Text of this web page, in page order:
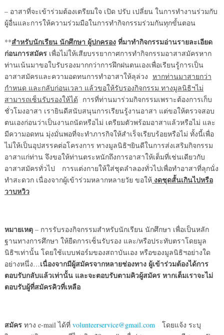
– อาสาที่จะเข้าร่วมต้องเตรียมใจ เปิด ปรับ เปลี่ยน ในการทำงานร่วมกับ
ผู้อื่นและการให้ความร่วมมือในการทำกิจกรรมร่วมกันทุกขั้นตอน
**สำหรับนักเรียน นักศึกษา ผู้ปกครองที่มาทำกิจกรรมอ่านรายละเอียด
ก่อนการสมัครเพื่อไม่ให้เสียบรรยากาศการทำกิจกรรมอาสาสมัครหาก
ท่านเน้นมาขอใบรับรองมากกว่าการฝึกฝนตนเองเพื่อเรียนรู้การเป็น
อาสาสมัครและความอดทนการทำอาสาให้ลุล่วง หากท่านมาสายกว่า
กำหนด และกลับก่อนเวลา แล้วขอให้รับรองกิจกรรม ทางมูลนิธิฯไม่
สามารถเซ็นรับรองให้ได้การที่ท่านมาร่วมกิจกรรมเพราะต้องการเก็บ
ชั่วโมงอาสา เรายินดีสนับสนุนการเรียนรู้งานอาสา แต่ขอให้ตรวจสอบ
ตนเองก่อนว่าเป็นงานถนัดหรือไม่ เตรียมตัวพร้อมอาสาแล้วหรือไม่ และ
มีความอดทน มุ่งมั่นพอที่จะทำภารกิจให้สำเร็จเรียบร้อยหรือไม่ ทั้งนี้เพื่อ
ไม่ให้เป็นอุปสรรคต่อโครงการ ทางมูลนิธิฯยินดีในการส่งเสริมกิจกรรม
อาสาแก่ท่าน จึงขอให้ท่านตระหนักถึงการอาสาให้เต็มที่เช่นเดียวกับ
อาสาสมัครทั่วไป การแต่งกายให้ใส่ชุดลำลองทั่วไปเพื่อทำอาสาที่ลุกนั่ง
ทำสะดวก เนื่องจากผู้เข้าร่วมหลากหลายวัย ขอให้งดชุดสั้นเกินไปหรือ
วาบหวิว
หมายเหตุ– การรับรองกิจกรรมสำหรับนักเรียน นักศึกษา เพื่อเป็นหลัก
ฐานทางการศึกษา ให้ยืดการเซ็นรับรอง และ/หรือประทับตราโดยมูล
นิธิฯเท่านั้น โดยใช้แบบฟอร์มของสถาบันเอง หรือของมูลนิธิฯอย่างใด
อย่างหนึ่ง…เนื่องจากมีผู้สมัครจากหลายช่องทาง ผู้เข้าร่วมต้องได้การ
ตอบรับกลับแล้วเท่านั้น และจะตอบรับตามคิวผู้สมัคร หากเต็มเราจะไม่
ตอบรับผู้ที่สมัครคิวที่เหลือ
สมัครทาง e-mail ได้ที่ volunteerservice@gmail.comโดยแจ้ง ระบุ